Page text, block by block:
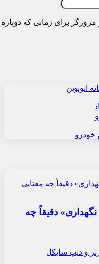
مرورگر برای زمانی که
اتونوین
خودرو
نگهداری» دقیقاً چه